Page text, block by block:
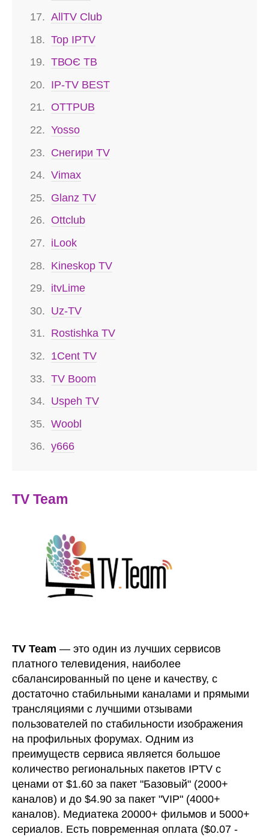
AllTV Club
Top IPTV
ТВОЄ ТВ
IP-TV BEST
OTTPUB
Yosso
Снегири TV
Vimax
Glanz TV
Ottclub
iLook
Kineskop TV
itvLime
Uz-TV
Rostishka TV
1Cent TV
TV Boom
Uspeh TV
Woobl
y666
TV Team
TV Team — это один из лучших сервисов
платного телевидения, наиболее
сбалансированный по цене и качеству, с
достаточно стабильными каналами и прямыми
трансляциями с лучшими отзывами
пользователей по стабильности изображения
на профильных форумах. Одним из
преимуществ сервиса является большое
количество региональных пакетов IPTV с
ценами от $1.60 за пакет "Базовый" (2000+
каналов) и до $4.90 за пакет "VIP" (4000+
каналов). Медиатека 20000+ фильмов и 5000+
сериалов. Есть повременная оплата ($0.07 -